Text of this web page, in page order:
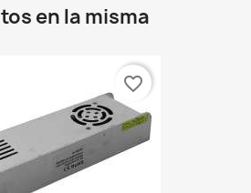
en la misma
favorite_border